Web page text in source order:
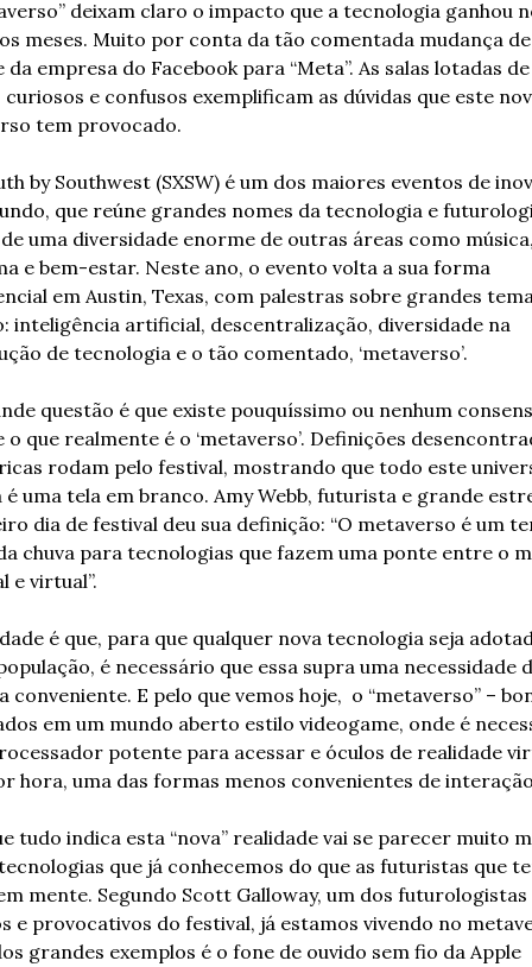
deixam claro o impacto que a tecnologia ganhou
meses. Muito por conta da tão comentada mudança de
da empresa do Facebook para “Meta”. As salas lotadas de
curiosos e confusos exemplificam as dúvidas que este
tem provocado.
by Southwest (SXSW) é um dos maiores eventos de
que reúne grandes nomes da tecnologia e
uma diversidade enorme de outras áreas como
e bem-estar. Neste ano, o evento volta a sua forma
em Austin, Texas, com palestras sobre grandes
inteligência artificial, descentralização, diversidade na
de tecnologia e o tão comentado, ‘metaverso’.
questão é que existe pouquíssimo ou nenhum
o que realmente é o ‘metaverso’. Definições
rodam pelo festival, mostrando que todo este
é uma tela em branco. Amy Webb, futurista e grande
dia de festival deu sua definição: “O metaverso é um
chuva para tecnologias que fazem uma ponte entre o
e virtual”.
é que, para que qualquer nova tecnologia seja
é necessário que essa supra uma necessidade
conveniente. E pelo que vemos hoje,  o “metaverso” –
em um mundo aberto estilo videogame, onde é
potente para acessar e óculos de realidade
hora, uma das formas menos convenientes de
tudo indica esta “nova” realidade vai se parecer muito
que já conhecemos do que as futuristas que
mente. Segundo Scott Galloway, um dos futurologistas
e provocativos do festival, já estamos vivendo no
grandes exemplos é o fone de ouvido sem fio da Apple